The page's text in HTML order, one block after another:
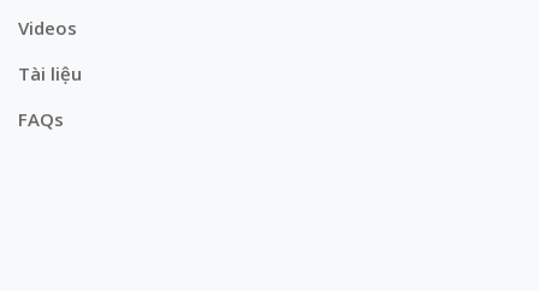
Videos
Tài liệu
FAQs